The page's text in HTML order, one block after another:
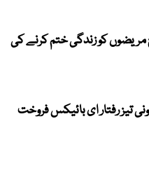
مریضوں کو زندگی ختم کرنے کی
تیز رفتار ای بائیکس فروخت